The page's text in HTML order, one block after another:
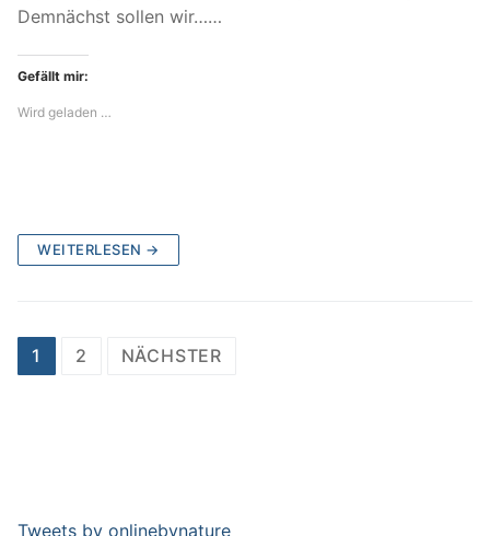
Demnächst sollen wir……
Gefällt mir:
Wird geladen …
WEITERLESEN →
Beitragsnavigation
1 2 NÄCHSTER
Tweets by onlinebynature